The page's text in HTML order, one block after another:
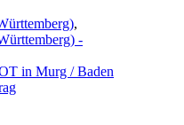
,
-
in Murg / Baden